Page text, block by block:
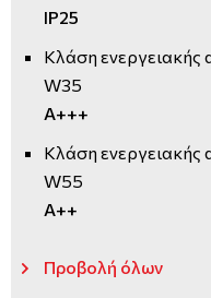
IP25
Κλάση ενεργειακής
W35
A+++
Κλάση ενεργειακής
W55
A++
Προβολή όλων